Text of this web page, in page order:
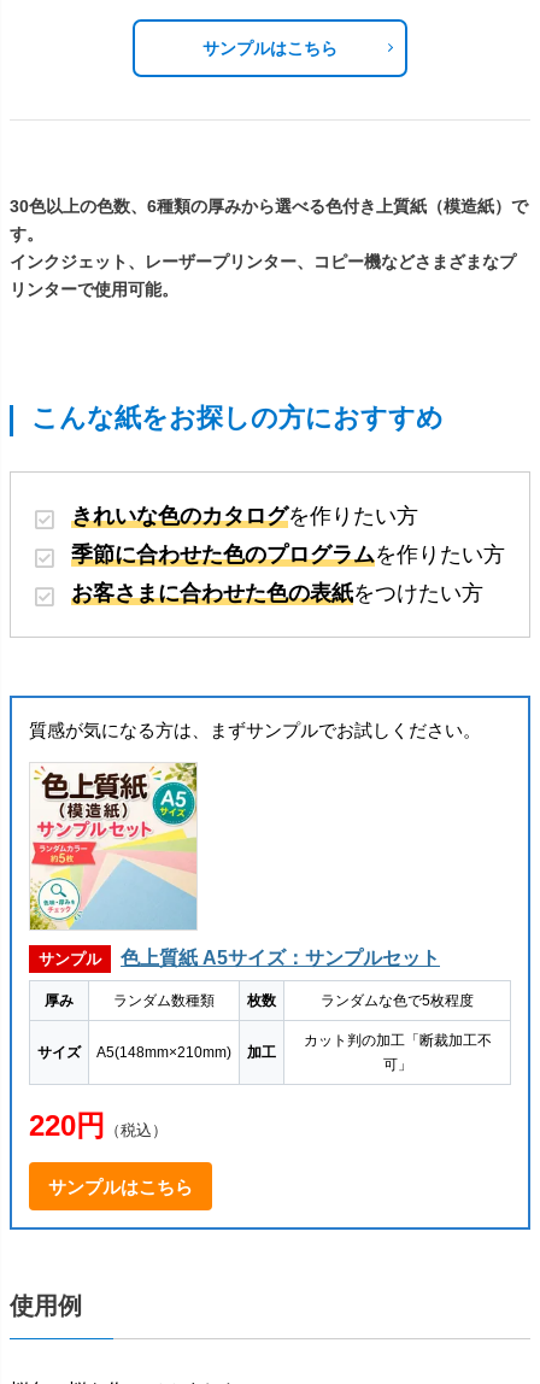
サンプルはこちら
30色以上の色数、6種類の厚みから選べる色付き上質紙（模造紙）で
す。
インクジェット、レーザープリンター、コピー機などさまざまなプ
リンターで使用可能。
こんな紙をお探しの方におすすめ
きれいな色のカタログを作りたい方
季節に合わせた色のプログラムを作りたい方
お客さまに合わせた色の表紙をつけたい方
質感が気になる方は、まずサンプルでお試しください。
サンプル 色上質紙 A5サイズ：サンプルセット
厚み ランダム数種類 枚数 ランダムな色で5枚程度
サイズ A5(148mm×210mm) 加工
カット判の加工「断裁加工不
可」
220円 （税込）
サンプルはこちら
使用例